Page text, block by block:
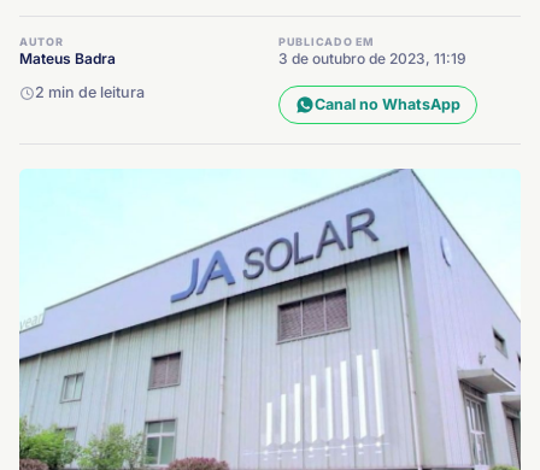
AUTOR
Mateus Badra
PUBLICADO EM
3 de outubro de 2023, 11:19
2 min de leitura
Canal no WhatsApp